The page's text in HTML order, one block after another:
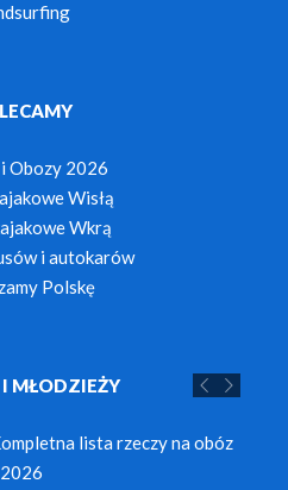
Obozy 2026
Wisłą
Wkrą
i autokarów
Polskę
MŁODZIEŻY
lista rzeczy na obóz
2026